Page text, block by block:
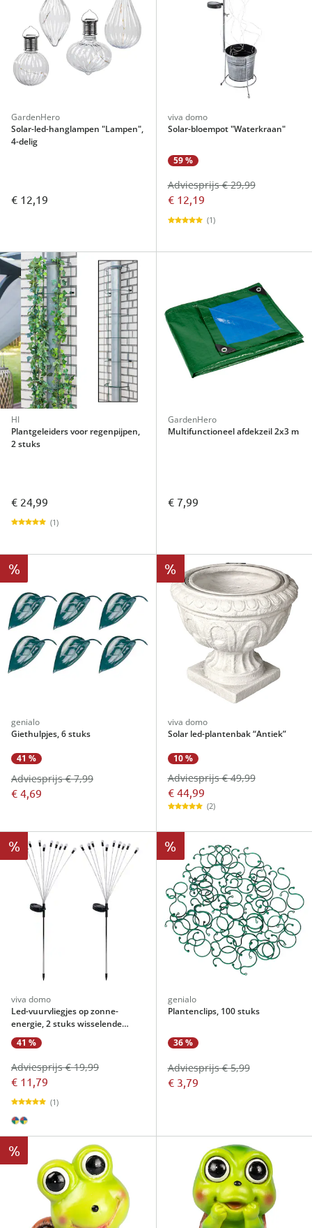
GardenHero
Solar-led-hanglampen "Lampen",
4-delig
€ 12,19
viva domo
Solar-bloempot "Waterkraan"
59 %
€ 12,19
Adviesprijs € 29,99
(1)
HI
Plantgeleiders voor regenpijpen,
2 stuks
€ 24,99
(1)
GardenHero
Multifunctioneel afdekzeil 2x3 m
€ 7,99
%
genialo
Giethulpjes, 6 stuks
41 %
€ 4,69
Adviesprijs € 7,99
%
viva domo
Solar led-plantenbak “Antiek”
10 %
€ 44,99
Adviesprijs € 49,99
(2)
%
viva domo
Led-vuurvliegjes op zonne-
energie, 2 stuks wisselende
kleuren
41 %
€ 11,79
Adviesprijs € 19,99
(1)
%
genialo
Plantenclips, 100 stuks
36 %
€ 3,79
Adviesprijs € 5,99
%